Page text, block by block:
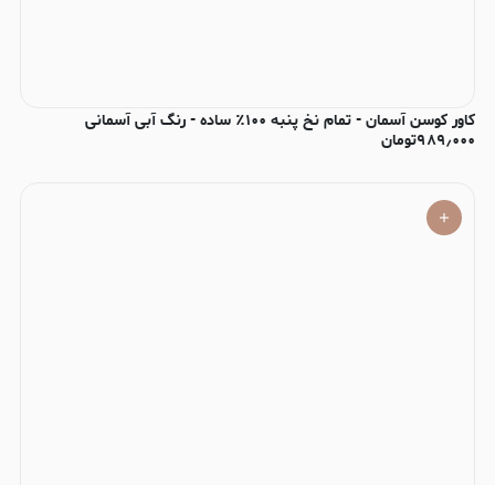
کاور کوسن آسمان - تمام نخ پنبه ۱۰۰٪ ساده - رنگ آبی آسمانی
۹۸۹٫۰۰۰تومان